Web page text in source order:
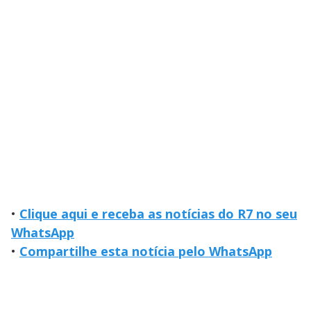
• Clique aqui e receba as notícias do R7 no seu
WhatsApp
• Compartilhe esta notícia pelo WhatsApp